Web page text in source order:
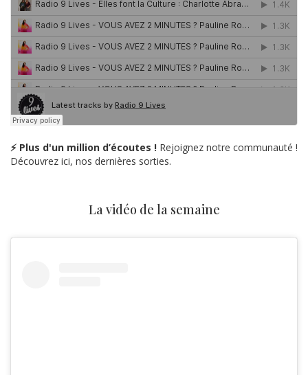
⚡ Plus d'un million d’écoutes ! Rejoignez notre communauté !
Découvrez ici, nos dernières sorties.
La vidéo de la semaine